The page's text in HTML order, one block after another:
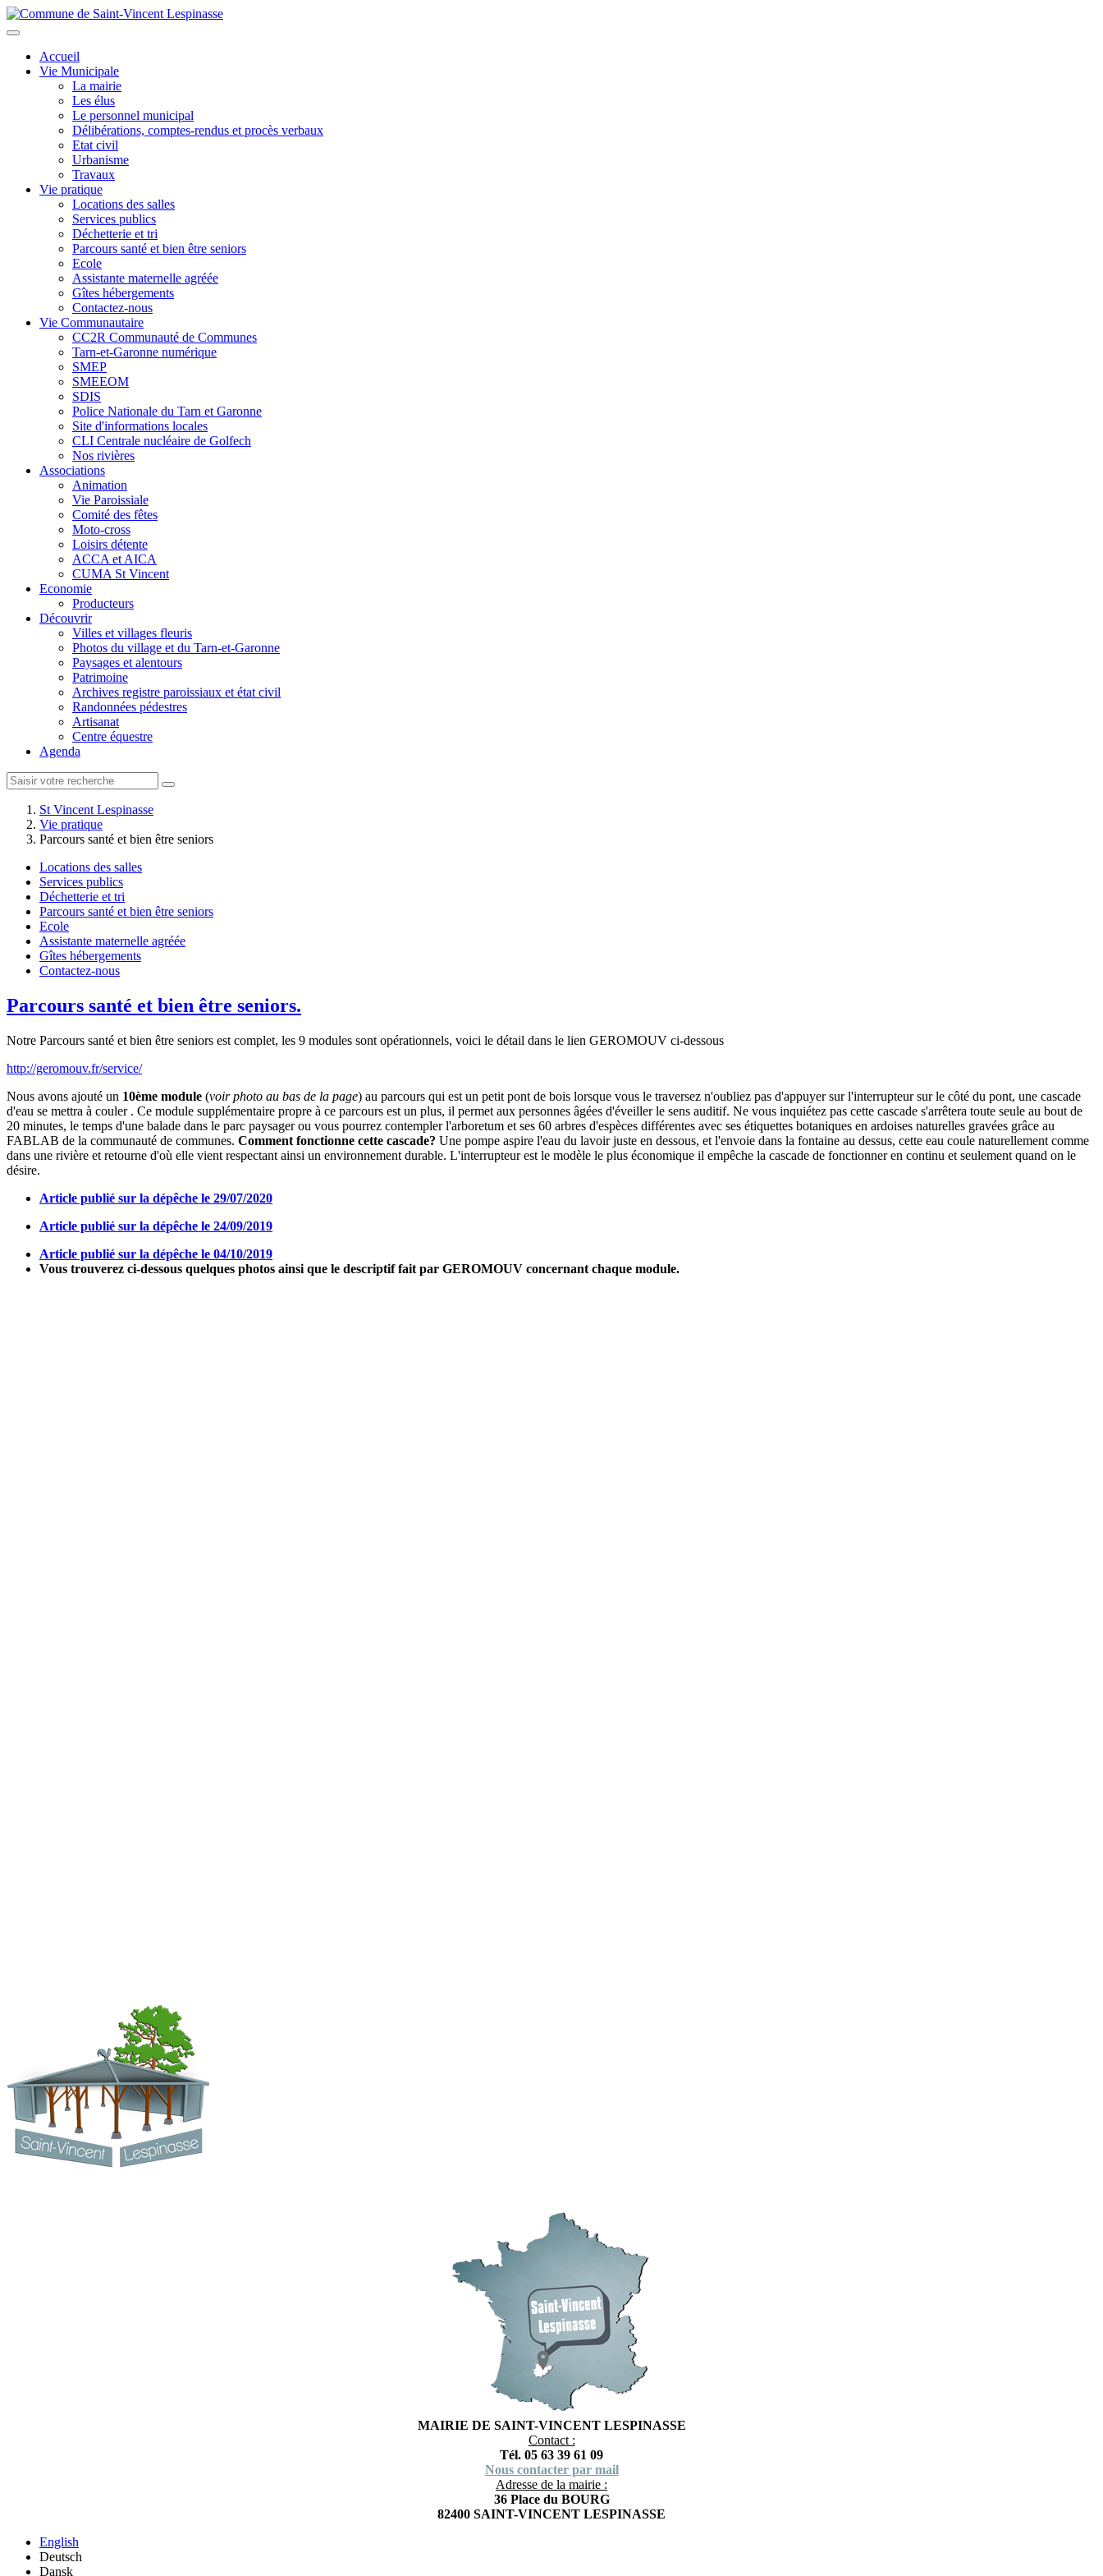
Aller
au
principal
Toggle
navigationAccueil
Vie Municipale
La mairie
Les élus
Le personnel municipal
Délibérations, comptes-rendus et procès verbaux
Etat civil
Urbanisme
Travaux
Vie pratique
Locations des salles
Services publics
Déchetterie et tri
Parcours santé et bien être seniors
Ecole
Assistante maternelle agréée
Gîtes hébergements
Contactez-nous
Vie Communautaire
CC2R Communauté de Communes
Tarn-et-Garonne numérique
SMEP
SMEEOM
SDIS
Police Nationale du Tarn et Garonne
Site d'informations locales
CLI Centrale nucléaire de Golfech
Nos rivières
Associations
Animation
Vie Paroissiale
Comité des fêtes
Moto-cross
Loisirs détente
ACCA et AICA
CUMA St Vincent
Economie
Producteurs
Découvrir
Villes et villages fleuris
Photos du village et du Tarn-et-Garonne
Paysages et alentours
Patrimoine
Archives registre paroissiaux et état civil
Randonnées pédestres
Artisanat
Centre équestre
Agenda
St Vincent Lespinasse
Vie pratique
Parcours santé et bien être seniors
Locations des salles
Services publics
Déchetterie et tri
Parcours santé et bien être seniors
Ecole
Assistante maternelle agréée
Gîtes hébergements
Contactez-nous
Parcours santé et bien être seniors.
Notre Parcours santé et bien être seniors est complet, les 9 modules sont opérationnels, voici le détail dans le lien GEROMOUV ci-dessous
http://geromouv.fr/service/
Nous avons ajouté un 10ème module (voir photo au bas de la page) au parcours qui est un petit pont de bois lorsque vous le traversez n'oubliez pas d'appuyer sur l'interrupteur sur le côté du pont, une cascade
d'eau se mettra à couler . Ce module supplémentaire propre à ce parcours est un plus, il permet aux personnes âgées d'éveiller le sens auditif. Ne vous inquiétez pas cette cascade s'arrêtera toute seule au bout de
20 minutes, le temps d'une balade dans le parc paysager ou vous pourrez contempler l'arboretum et ses 60 arbres d'espèces différentes avec ses étiquettes botaniques en ardoises naturelles gravées grâce au
FABLAB de la communauté de communes. Comment fonctionne cette cascade? Une pompe aspire l'eau du lavoir juste en dessous, et l'envoie dans la fontaine au dessus, cette eau coule naturellement comme
dans une rivière et retourne d'où elle vient respectant ainsi un environnement durable. L'interrupteur est le modèle le plus économique il empêche la cascade de fonctionner en continu et seulement quand on le
désire.
Article publié sur la dépêche le 29/07/2020
Article publié sur la dépêche le 24/09/2019
Article publié sur la dépêche le 04/10/2019
Vous trouverez ci-dessous quelques photos ainsi que le descriptif fait par GEROMOUV concernant chaque module.
MAIRIE DE SAINT-VINCENT LESPINASSE
Contact :
Tél. 05 63 39 61 09
Nous contacter par mail
Adresse de la mairie :
36 Place du BOURG
82400 SAINT-VINCENT LESPINASSE
English
Deutsch
Dansk